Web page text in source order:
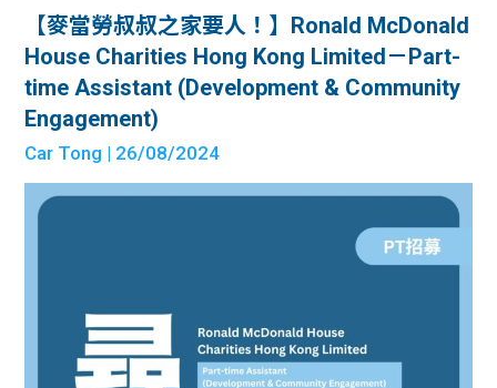
服務
學生
貸款
學生
學生
Blog
工推
常見
福利
【麥當勞叔叔之家要人！】Ronald McDonald
House Charities Hong Kong Limited－Part-
time Assistant (Development & Community
Engagement)
Car Tong | 26/08/2024